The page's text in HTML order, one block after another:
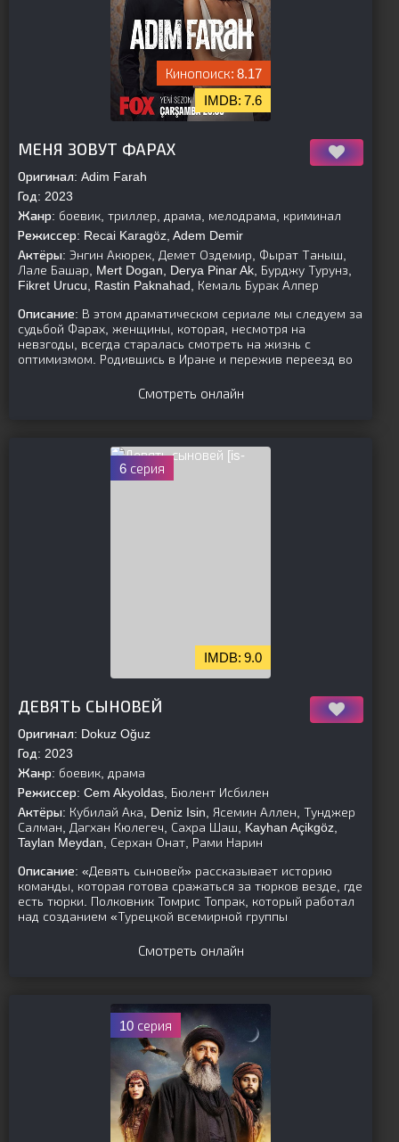
8.17
7.6
МЕНЯ ЗОВУТ ФАРАХ
Оригинал: Adim Farah
Год: 2023
Жанр: боевик, триллер, драма, мелодрама, криминал
Режиссер: Recai Karagöz, Adem Demir
Актёры: Энгин Акюрек, Демет Оздемир, Фырат Таныш,
Лале Башар, Mert Dogan, Derya Pinar Ak, Бурджу Турунз,
Fikret Urucu, Rastin Paknahad, Кемаль Бурак Алпер
Описание: В этом драматическом сериале мы следуем за
судьбой Фарах, женщины, которая, несмотря на
невзгоды, всегда старалась смотреть на жизнь с
оптимизмом. Родившись в Иране и пережив переезд во
Смотреть онлайн
[is-
6 серия
9.0
ДЕВЯТЬ СЫНОВЕЙ
Оригинал: Dokuz Oğuz
Год: 2023
Жанр: боевик, драма
Режиссер: Cem Akyoldas, Бюлент Исбилен
Актёры: Кубилай Ака, Deniz Isin, Ясемин Аллен, Тунджер
Салман, Дагхан Кюлегеч, Сахра Шаш, Kayhan Açikgöz,
Taylan Meydan, Серхан Онат, Рами Нарин
Описание: «Девять сыновей» рассказывает историю
команды, которая готова сражаться за тюрков везде, где
есть тюрки. Полковник Томрис Топрак, который работал
над созданием «Турецкой всемирной группы
Смотреть онлайн
10 серия